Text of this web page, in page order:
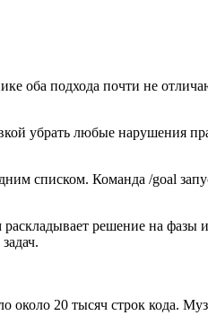
оба подхода почти не
убрать любые нарушения
списком. Команда /goal
решение на фазы
около 20 тысяч строк кода.